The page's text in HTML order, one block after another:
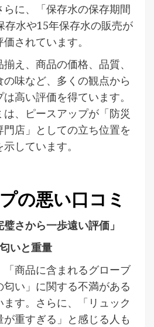
に、「保存水の保存期間
存水や15年保存水の販売が
されています。
え、商品の価格、品質、
味など、多くの観点から
高い評価を得ています。
、ピースアップが「防災
店」としての立ち位置を
しています。
の悪い口コミ
さから一歩遠い評価」
いと重量
商品に含まれるグローブ
い」に関する不満がある
す。さらに、「リュック
重すぎる」と感じる人も